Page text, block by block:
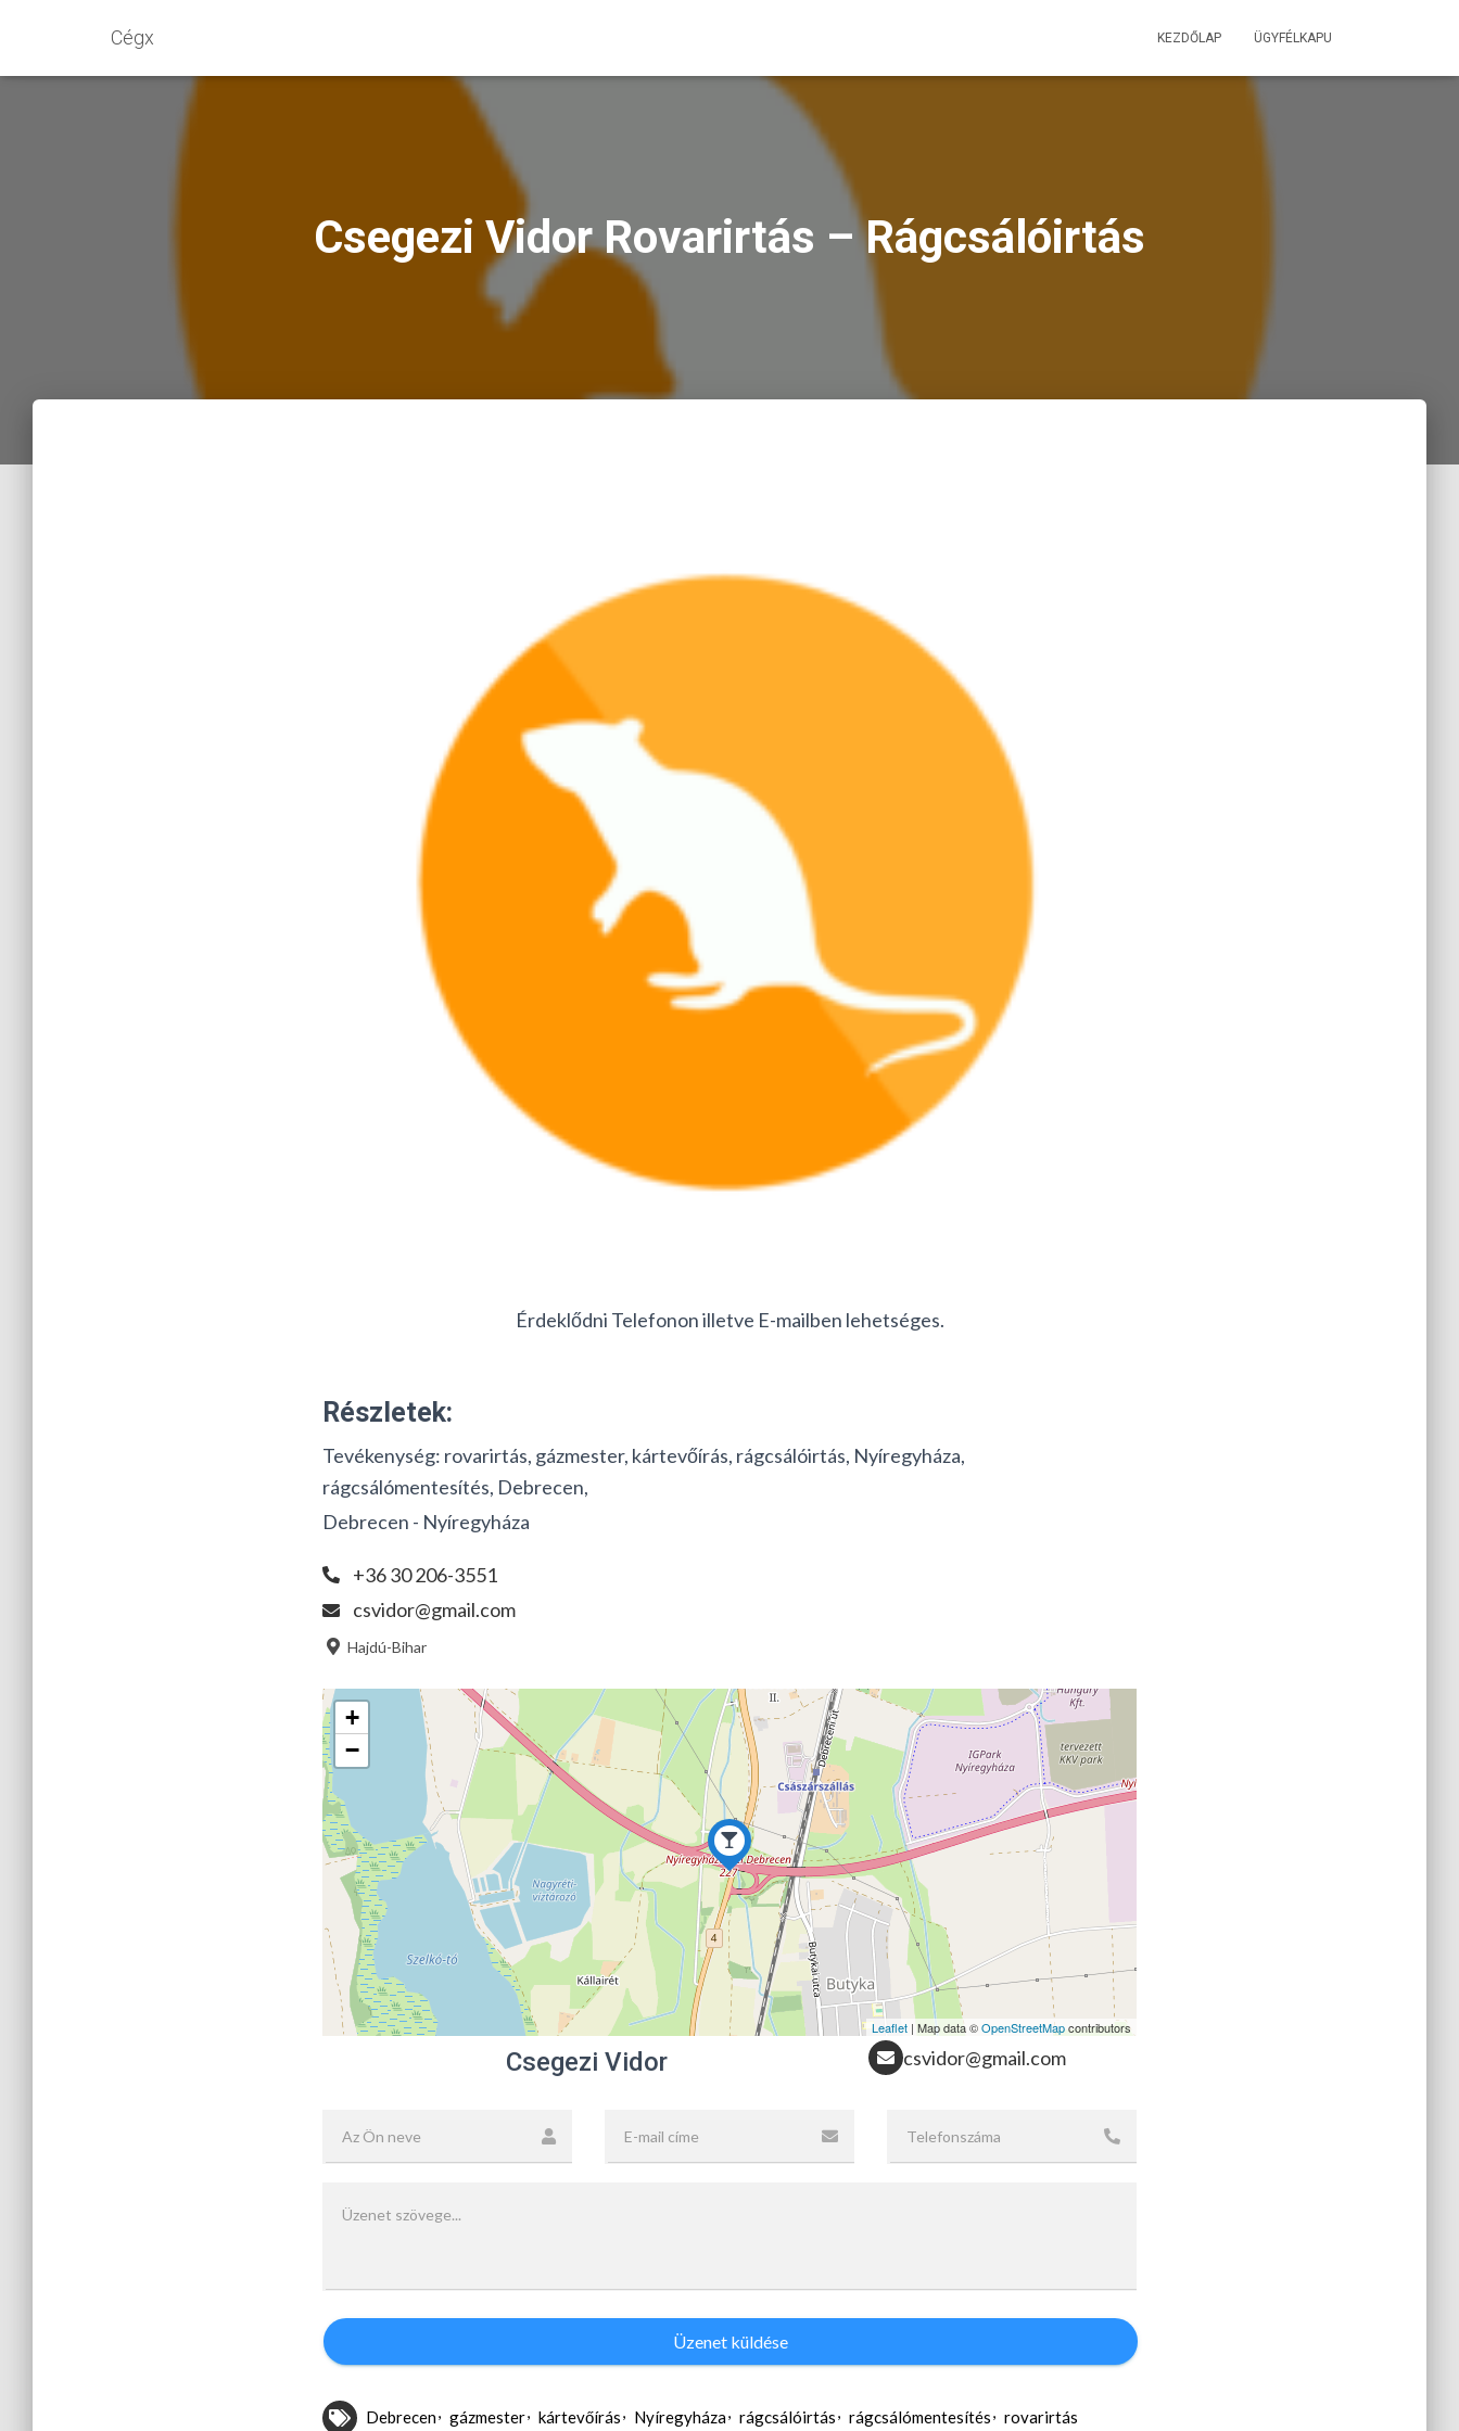
Cégx KEZDŐLAP ÜGYFÉLKAPU
Csegezi Vidor Rovarirtás – Rágcsálóirtás
Érdeklődni Telefonon illetve E-mailben lehetséges.
Részletek:
Tevékenység: rovarirtás, gázmester, kártevőírás, rágcsálóirtás, Nyíregyháza,
rágcsálómentesítés, Debrecen,
Debrecen - Nyíregyháza
+36 30 206-3551
csvidor@gmail.com
Hajdú-Bihar
+
−
Leaflet | Map data ©OpenStreetMapcontributors
Csegezi Vidor csvidor@gmail.com
Üzenet küldése
Debrecen gázmester kártevőírás Nyíregyháza rágcsálóirtás rágcsálómentesítés rovarirtás